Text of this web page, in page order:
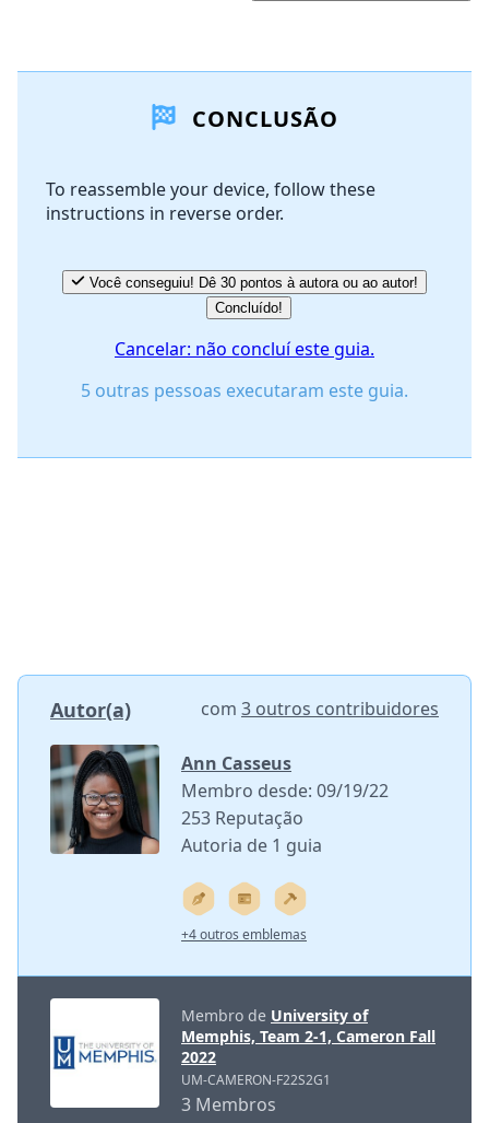
Cancelar
CONCLUSÃO
To reassemble your device, follow these
instructions in reverse order.
Você conseguiu! Dê 30 pontos à autora ou ao autor!
Concluído!
Cancelar: não concluí este guia.
5 outras pessoas executaram este guia.
Autor(a) com 3 outros contribuidores
Ann Casseus
Membro desde: 09/19/22
253 Reputação
Autoria de 1 guia
+4 outros emblemas
Membro de University of
Memphis, Team 2-1, Cameron Fall
2022
UM-CAMERON-F22S2G1
3 Membros